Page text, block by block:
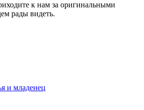
к нам за оригинальными
рады видеть.